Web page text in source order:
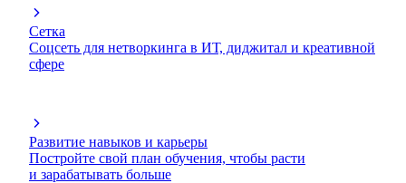
Сетка
Соцсеть для нетворкинга в ИТ, диджитал и креативной
сфере
Развитие навыков и карьеры
Постройте свой план обучения, чтобы расти
и зарабатывать больше